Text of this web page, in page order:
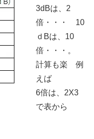
3dBは、2
倍・・・ 10
ｄBは、10
倍・・・。
計算も楽 例
えば
6倍は、2X3
で表から